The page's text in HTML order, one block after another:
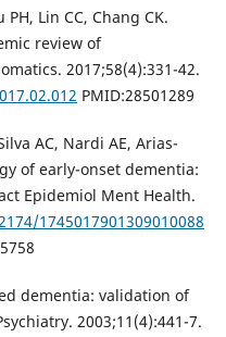
PH, Lin CC, Chang CK.
review of
2017;58(4):331-42.
PMID:28501289
AC, Nardi AE, Arias-
of early-onset dementia:
Epidemiol Ment Health.
1745017901309010088
dementia: validation of
2003;11(4):441-7.